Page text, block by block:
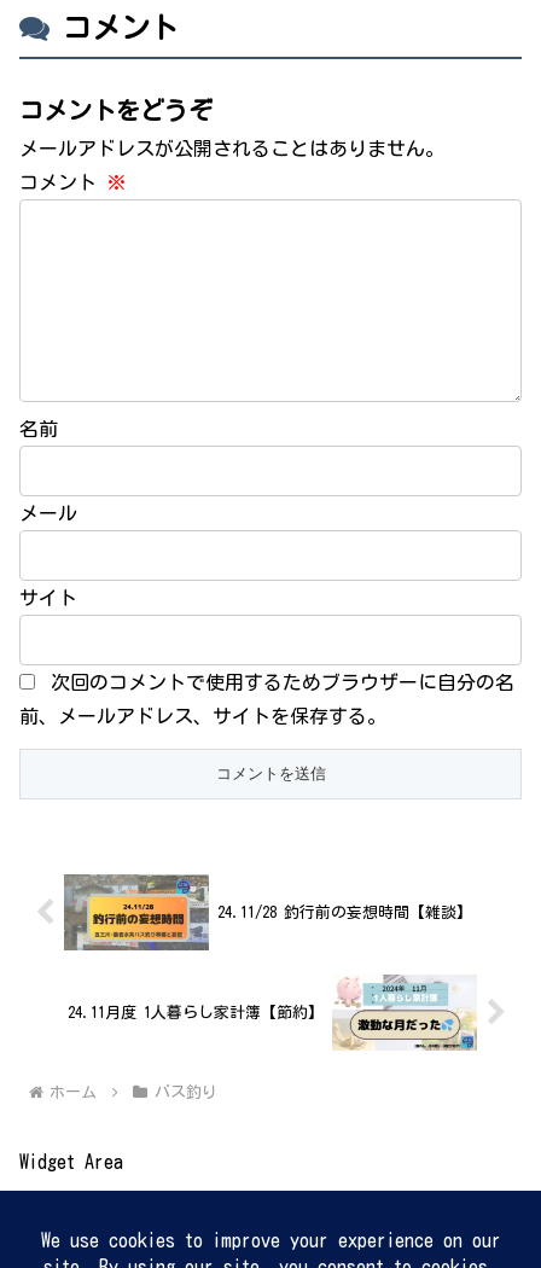
コメント
コメントをどうぞ
メールアドレスが公開されることはありません。
コメント
※
名前
メール
サイト
次回のコメントで使用するためブラウザーに自分の名
前、メールアドレス、サイトを保存する。
24.11/28 釣行前の妄想時間【雑談】
24.11月度 1人暮らし家計簿【節約】
ホーム バス釣り
Widget Area